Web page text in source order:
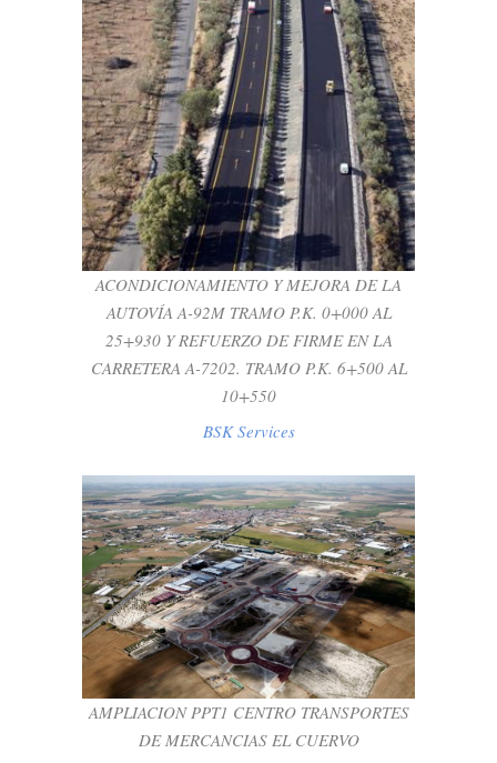
ACONDICIONAMIENTO Y MEJORA DE LA
AUTOVÍA A-92M TRAMO P.K. 0+000 AL
25+930 Y REFUERZO DE FIRME EN LA
CARRETERA A-7202. TRAMO P.K. 6+500
AL 10+550
BSK Services
ACONDICIONAMIENTO Y MEJORA DE LA
AUTOVÍA A-92M TRAMO P.K. 0+000 AL
25+930 Y REFUERZO DE FIRME EN LA
CARRETERA A-7202. TRAMO P.K. 6+500 AL
10+550
BSK Services
AMPLIACION PPT1 CENTRO
TRANSPORTES DE MERCANCIAS EL
CUERVO
BSK Infraestructure
AMPLIACION PPT1 CENTRO TRANSPORTES
DE MERCANCIAS EL CUERVO